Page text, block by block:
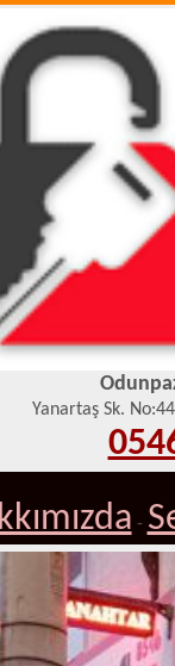
Yanartaş Sk.
-